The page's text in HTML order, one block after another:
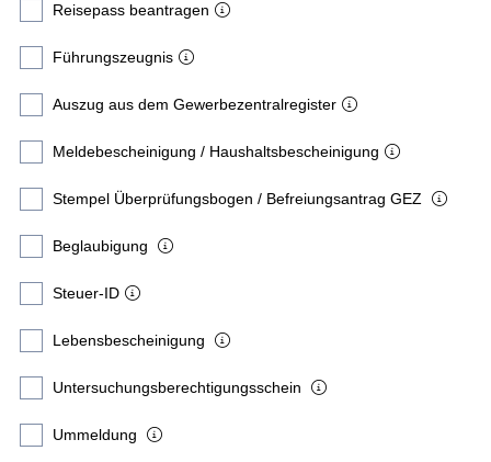
Reisepass beantragen
Führungszeugnis
Auszug aus dem Gewerbezentralregister
Meldebescheinigung / Haushaltsbescheinigung
Stempel Überprüfungsbogen / Befreiungsantrag GEZ
Beglaubigung
Steuer-ID
Lebensbescheinigung
Untersuchungsberechtigungsschein
Ummeldung